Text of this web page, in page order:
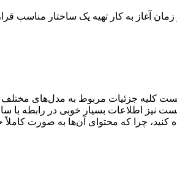
به کار تهیه یک ساختار مناسب قرار
کلیه جزئیات مربوط به مدل‌های
نیز اطلاعات بسیار خوبی در رابطه با
کنید، چرا که محتوای آن‌ها به صورت